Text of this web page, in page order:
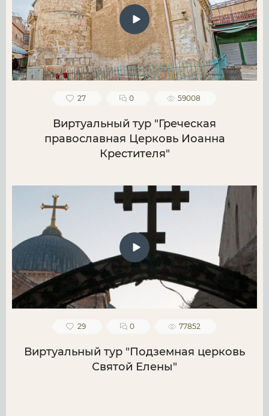
27 0 59008
Виртуальный тур "Греческая
православная Церковь Иоанна
Крестителя"
29 0 77852
Виртуальный тур "Подземная церковь
Святой Елены"